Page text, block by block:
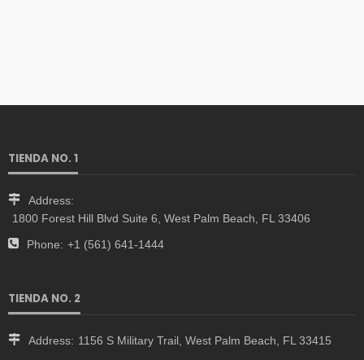
TIENDA NO. 1
Address:
1800 Forest Hill Blvd Suite 6, West Palm Beach, FL 33406
Phone: +1 (561) 641-1444
TIENDA NO. 2
Address: 1156 S Military Trail, West Palm Beach, FL 33415